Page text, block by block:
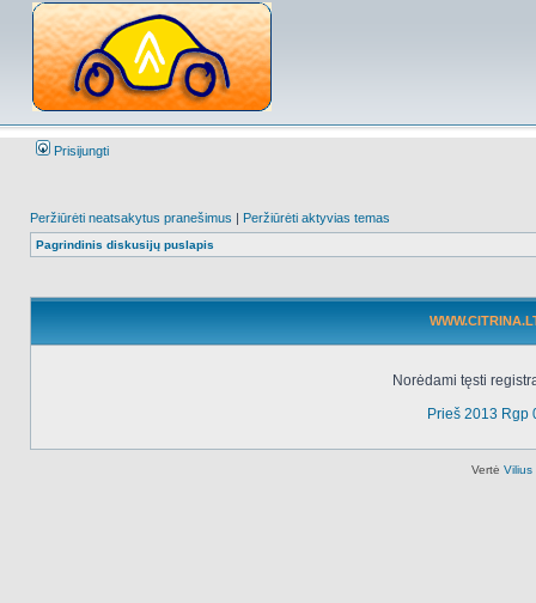
Prisijungti
Peržiūrėti neatsakytus pranešimus | Peržiūrėti aktyvias temas
Pagrindinis diskusijų puslapis
Norėdami tęsti
Prieš 2013 Rgp
Vertė Vilius